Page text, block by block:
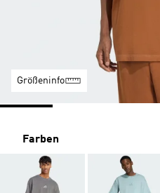
Größeninfo
Farben